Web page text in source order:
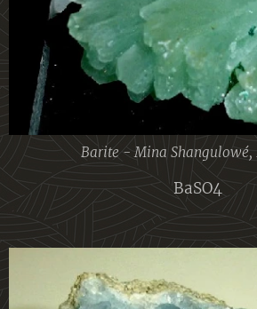
Barite - Mina Shangulowé,
BaSO4